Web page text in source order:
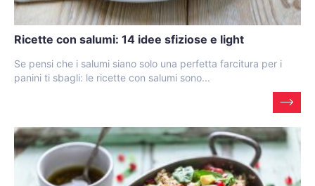
Ricette con salumi: 14 idee sfiziose e light
Se pensi che i salumi siano solo una perfetta farcitura per i
panini ti sbagli: le ricette con salumi sono...